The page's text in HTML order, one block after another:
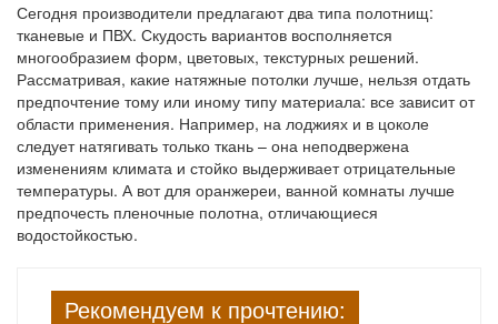
Сегодня производители предлагают два типа полотнищ:
тканевые и ПВХ. Скудость вариантов восполняется
многообразием форм, цветовых, текстурных решений.
Рассматривая, какие натяжные потолки лучше, нельзя отдать
предпочтение тому или иному типу материала: все зависит от
области применения. Например, на лоджиях и в цоколе
следует натягивать только ткань – она неподвержена
изменениям климата и стойко выдерживает отрицательные
температуры. А вот для оранжереи, ванной комнаты лучше
предпочесть пленочные полотна, отличающиеся
водостойкостью.
Рекомендуем к прочтению: